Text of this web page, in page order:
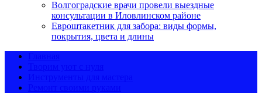
Волгоградские врачи провели выездные
консультации в Иловлинском районе
Евроштакетник для забора: виды формы,
покрытия, цвета и длины